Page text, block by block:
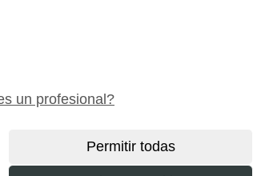
un profesional?